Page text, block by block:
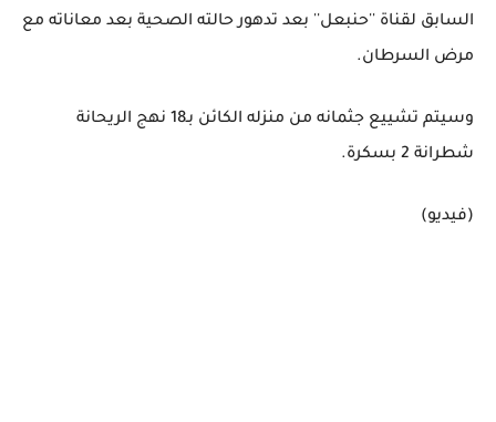
السابق لقناة ''حنبعل'' بعد تدهور حالته الصحية بعد معاناته مع
مرض السرطان.
وسيتم تشييع جثمانه من منزله الكائن بـ18 نهج الريحانة
شطرانة 2 بسكرة.
(فيديو)